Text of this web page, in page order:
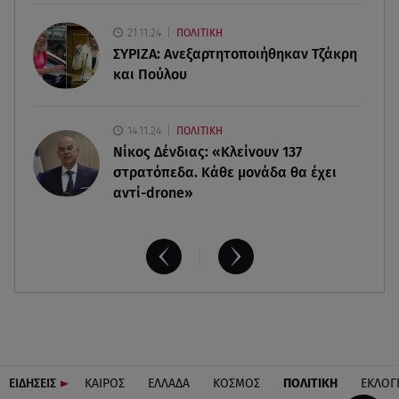
κρυφή σχέση με τη βοηθό της
21.11.24 ΠΟΛΙΤΙΚΗ
ΣΥΡΙΖΑ: Ανεξαρτητοποιήθηκαν Τζάκρη
και Πούλου
14.11.24 ΠΟΛΙΤΙΚΗ
Νίκος Δένδιας: «Κλείνουν 137
στρατόπεδα. Kάθε μονάδα θα έχει
αντί-drone»
ΕΙΔΗΣΕΙΣ ΚΑΙΡΟΣ ΕΛΛΑΔΑ ΚΟΣΜΟΣ ΠΟΛΙΤΙΚΗ